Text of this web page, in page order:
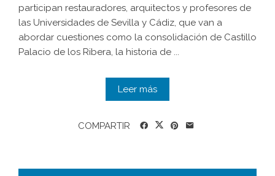
participan restauradores, arquitectos y profesores de
las Universidades de Sevilla y Cádiz, que van a
abordar cuestiones como la consolidación de Castillo
Palacio de los Ribera, la historia de ...
Leer más
COMPARTIR